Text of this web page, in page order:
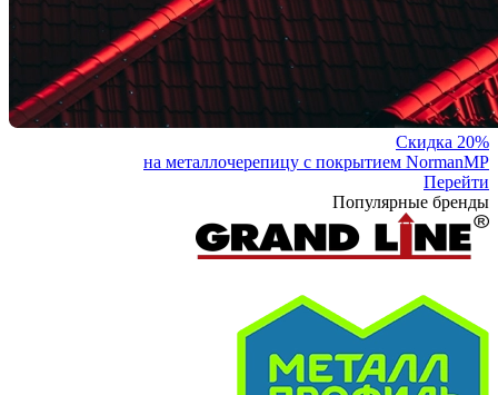
Скидка 20%
на металлочерепицу с покрытием NormanMP
Перейти
Популярные бренды